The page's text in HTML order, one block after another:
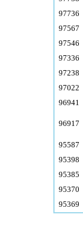
97736
97567
97546
97336
97238
97022
96941
96917
95587
95398
95385
95370
95369